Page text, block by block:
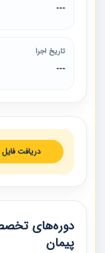
---
تاریخ اجرا
---
دریافت فایل
دوره‌های
پیمان